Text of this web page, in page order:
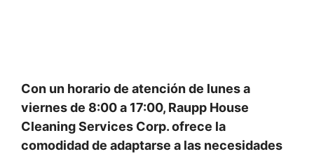
Con un horario de atención de lunes a
viernes de 8:00 a 17:00, Raupp House
Cleaning Services Corp. ofrece la
comodidad de adaptarse a las necesidades